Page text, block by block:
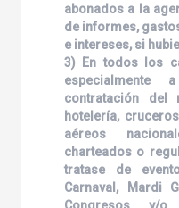
abonados a la
de informes,
e intereses, si
3) En todos los
contratación del
hotelería,
aéreos
charteados o
tratase de
Carnaval, Mardi